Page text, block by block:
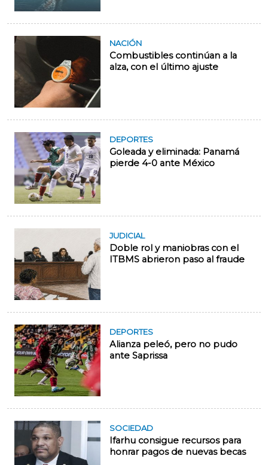
NACIÓN
Combustibles continúan a la
alza, con el último ajuste
DEPORTES
Goleada y eliminada: Panamá
pierde 4-0 ante México
JUDICIAL
Doble rol y maniobras con el
ITBMS abrieron paso al fraude
DEPORTES
Alianza peleó, pero no pudo
ante Saprissa
SOCIEDAD
Ifarhu consigue recursos para
honrar pagos de nuevas becas